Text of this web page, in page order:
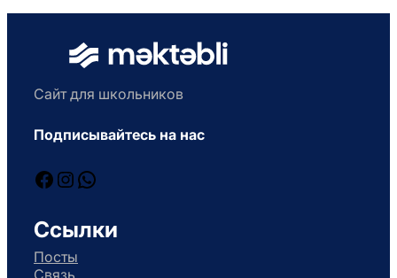
Сайт для школьников
Подписывайтесь на нас
Facebook
Instagram
WhatsApp
Ссылки
Посты
Связь